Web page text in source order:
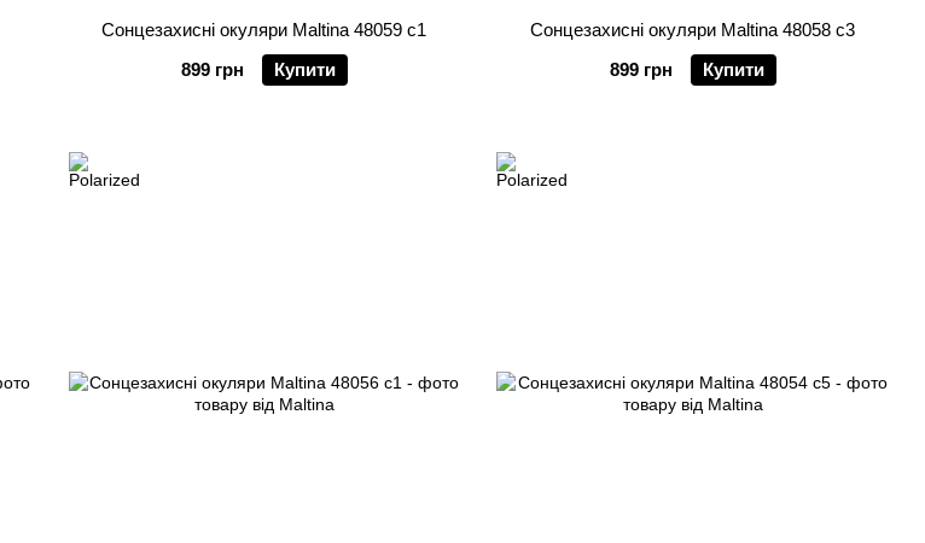
Сонцезахисні окуляри Maltina 48059 c1
899 грн
Купити
Сонцезахисні окуляри Maltina 48058 c3
899 грн
Купити